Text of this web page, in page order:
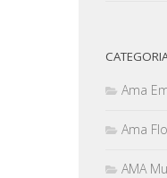
Ama
Ama
AMA